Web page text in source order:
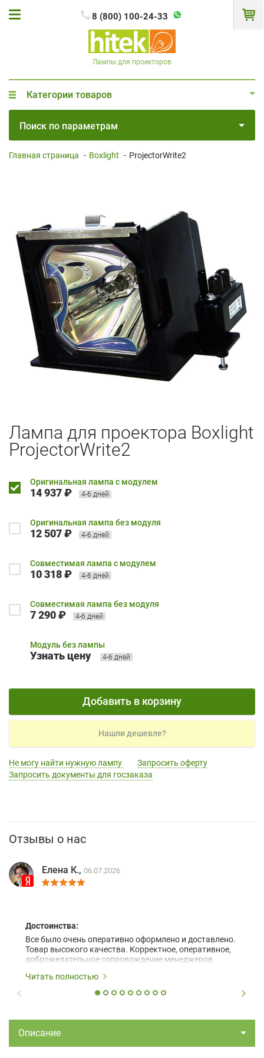
8 (800) 100-24-33
Лампы для проекторов
Категории товаров
Поиск по параметрам
Главная страница - Boxlight - ProjectorWrite2
Лампа для проектора Boxlight
ProjectorWrite2
Оригинальная лампа с модулем
14 937 ₽ 4-6 дней
Оригинальная лампа без модуля
12 507 ₽ 4-6 дней
Совместимая лампа с модулем
10 318 ₽ 4-6 дней
Совместимая лампа без модуля
7 290 ₽ 4-6 дней
Модуль без лампы
Узнать цену 4-6 дней
Добавить в корзину
Нашли дешевле?
Не могу найти нужную лампу
Запросить оферту
Запросить документы для госзаказа
Отзывы о нас
Елена К., 06.07.2026
Достоинства:
Все было очень оперативно оформлено и доставлено.
Товар высокого качества. Корректное, оперативное,
доброжелательное сопровождение менеджеров.
Читать полностью
Описание